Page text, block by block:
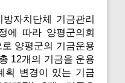
자치단체 기금관리
에 따라 양평군의회
양평군의 기금운용
12개의 기금을 운용
획 변경이 있는 기금